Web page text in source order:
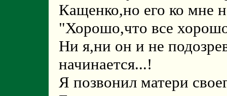
Кащенко,но его ко мне
"Хорошо,что все
Ни я,ни он и не
начинается...!
Я позвонил матери